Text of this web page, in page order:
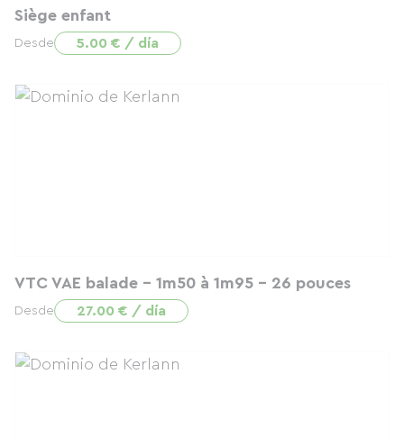
Siège enfant
Desde 5.00 € / día
VTC VAE balade - 1m50 à 1m95 - 26 pouces
Desde 27.00 € / día